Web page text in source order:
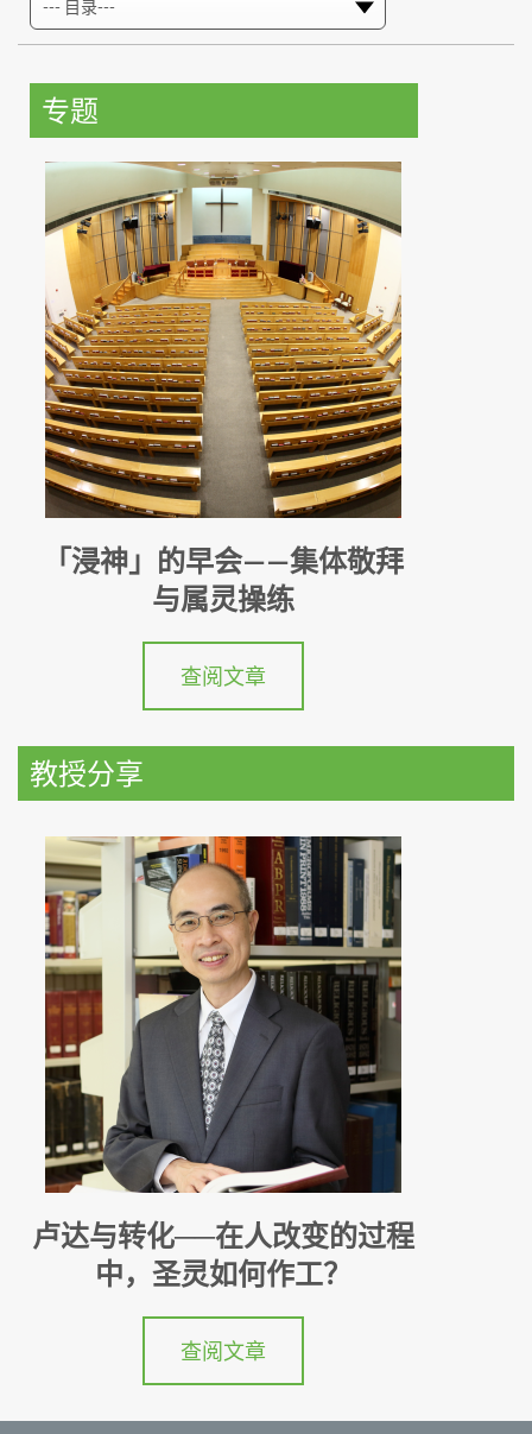
专题
「浸神」的早会——集体敬拜
与属灵操练
查阅文章
教授分享
卢达与转化──在人改变的过程
中，圣灵如何作工？
查阅文章